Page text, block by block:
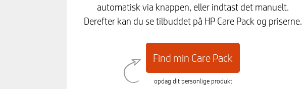
automatisk via knappen, eller indtast det manuelt.
Derefter kan du se tilbuddet på HP Care Pack og priserne.
Find min Care Pack
opdag dit personlige produkt